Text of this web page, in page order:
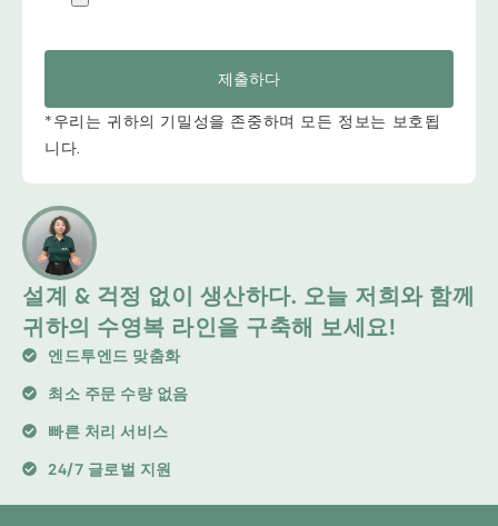
설계 & 걱정 없이 생산하다. 오늘 저희와 함께
귀하의 수영복 라인을 구축해 보세요!
엔드투엔드 맞춤화
최소 주문 수량 없음
빠른 처리 서비스
24/7 글로벌 지원
제출하다
*우리는 귀하의 기밀성을 존중하며 모든 정보는 보호됩
니다.